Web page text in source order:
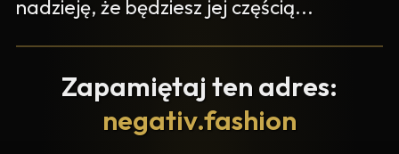
nadzieję, że będziesz jej częścią...
Zapamiętaj ten adres:
negativ.fashion